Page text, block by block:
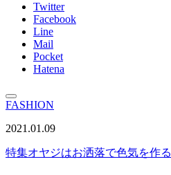
Twitter
Facebook
Line
Mail
Pocket
Hatena
FASHION
2021.01.09
特集オヤジはお洒落で色気を作る